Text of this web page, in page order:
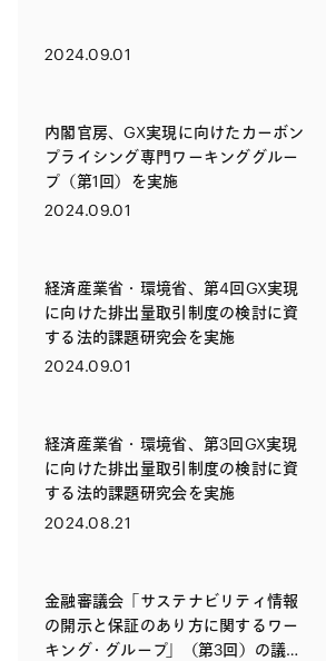
2024.09.01
内閣官房、GX実現に向けたカーボン
プライシング専門ワーキンググルー
プ（第1回）を実施
2024.09.01
経済産業省・環境省、第4回GX実現
に向けた排出量取引制度の検討に資
する法的課題研究会を実施
2024.09.01
経済産業省・環境省、第3回GX実現
に向けた排出量取引制度の検討に資
する法的課題研究会を実施
2024.08.21
金融審議会「サステナビリティ情報
の開示と保証のあり方に関するワー
キング・グループ」（第3回）の議論